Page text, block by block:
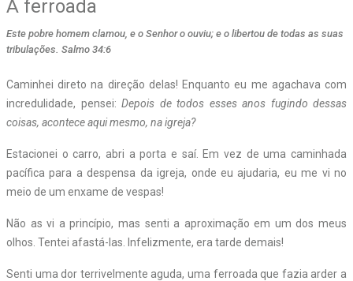
A ferroada
Este pobre homem clamou, e o Senhor o ouviu; e o libertou de todas as suas
tribulações. Salmo 34:6
Caminhei direto na direção delas! Enquanto eu me agachava com
incredulidade, pensei: Depois de todos esses anos fugindo dessas
coisas, acontece aqui mesmo, na igreja?
Estacionei o carro, abri a porta e saí. Em vez de uma caminhada
pacífica para a despensa da igreja, onde eu ajudaria, eu me vi no
meio de um enxame de vespas!
Não as vi a princípio, mas senti a aproximação em um dos meus
olhos. Tentei afastá-las. Infelizmente, era tarde demais!
Senti uma dor terrivelmente aguda, uma ferroada que fazia arder a